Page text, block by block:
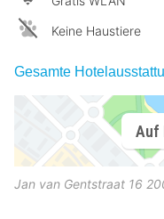
Keine Haustiere
Gesamte
Auf
Jan van Gentstraat 16